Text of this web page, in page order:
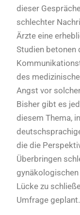
dieser
schlechter
Ärzte eine
Studien betonen
des
Angst vor
Bisher gibt es
diesem Thema,
die die
Überbringen
Lücke zu
Umfrage geplant.